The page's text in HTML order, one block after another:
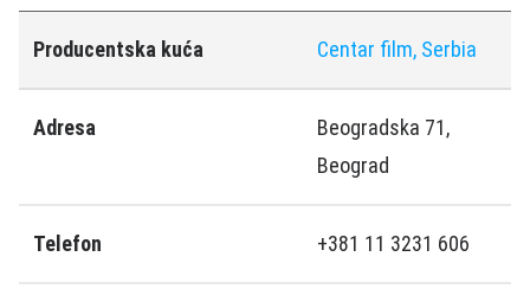
Producentska kuća Centar film, Serbia
Adresa
Beogradska 71,
Beograd
Telefon +381 11 3231 606